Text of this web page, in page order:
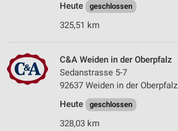
Heute
geschlossen
325,51 km
C&A Weiden in der Oberpfalz
Sedanstrasse 5-7
92637 Weiden in der Oberpfalz
Heute
geschlossen
328,03 km